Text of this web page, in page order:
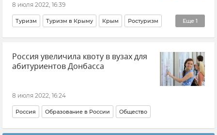
8 июля 2022, 16:39
Еще 1
Туризм Туризм в Крыму Крым Ростуризм
Общество
Россия увеличила квоту в вузах для
абитуриентов Донбасса
8 июля 2022, 16:24
Россия Образование в России Общество